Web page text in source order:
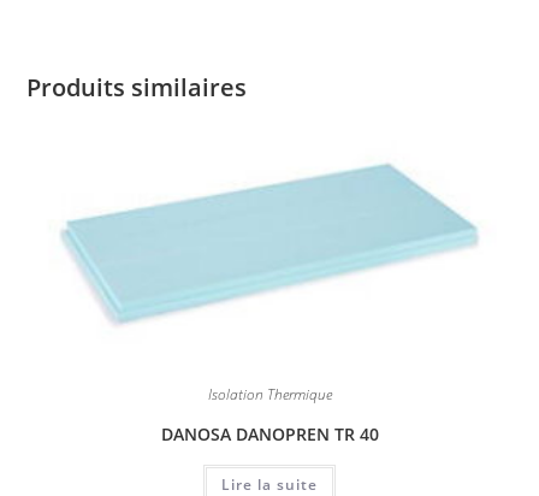
Produits similaires
Isolation Thermique
DANOSA DANOPREN TR 40
Lire la suite